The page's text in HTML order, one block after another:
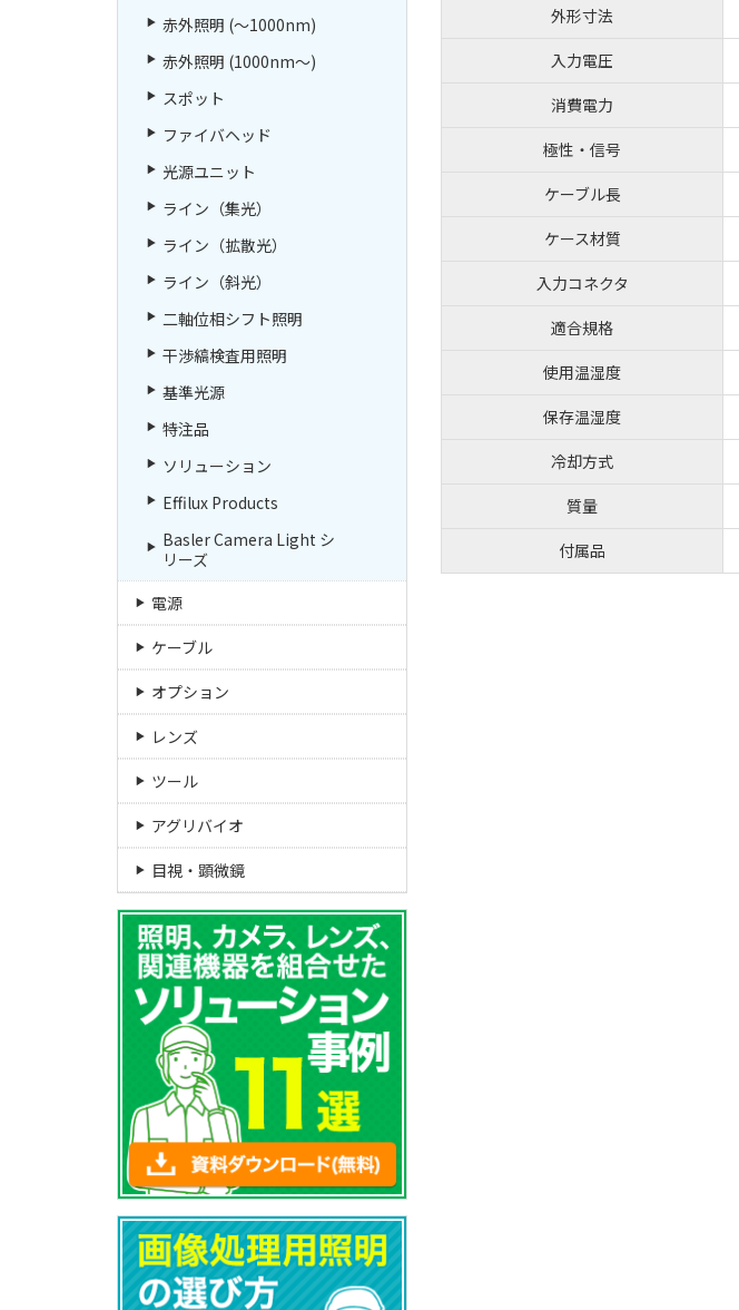
外形寸法
入力電圧
消費電力
極性・信号
ケーブル長
ケース材質
入力コネクタ
適合規格
使用温湿度
保存温湿度
冷却方式
質量
付属品
赤外照明 (～1000nm)
赤外照明 (1000nm～)
スポット
ファイバヘッド
光源ユニット
ライン（集光）
ライン（拡散光）
ライン（斜光）
二軸位相シフト照明
干渉縞検査用照明
基準光源
特注品
ソリューション
Effilux Products
Basler Camera Light シ
リーズ
電源
ケーブル
オプション
レンズ
ツール
アグリバイオ
目視・顕微鏡